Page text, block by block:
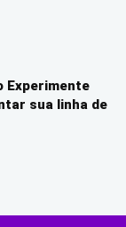
Experimente
sua linha de